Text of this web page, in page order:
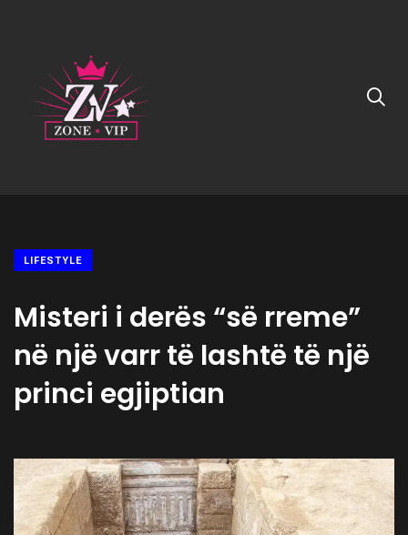
LIFESTYLE
Misteri i derës “së rreme”
në një varr të lashtë të një
princi egjiptian